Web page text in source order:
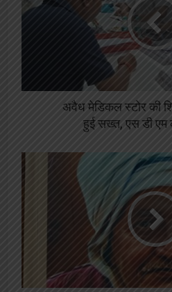
अवैध मेडिकल स्टोर की
हुई सख्त, एस डी